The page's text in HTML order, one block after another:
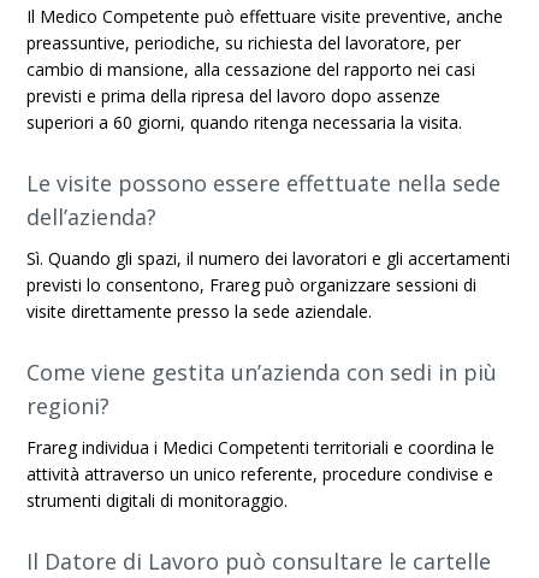
Il Medico Competente può effettuare visite preventive, anche
preassuntive, periodiche, su richiesta del lavoratore, per
cambio di mansione, alla cessazione del rapporto nei casi
previsti e prima della ripresa del lavoro dopo assenze
superiori a 60 giorni, quando ritenga necessaria la visita.
Le visite possono essere effettuate nella sede
dell’azienda?
Sì. Quando gli spazi, il numero dei lavoratori e gli accertamenti
previsti lo consentono, Frareg può organizzare sessioni di
visite direttamente presso la sede aziendale.
Come viene gestita un’azienda con sedi in più
regioni?
Frareg individua i Medici Competenti territoriali e coordina le
attività attraverso un unico referente, procedure condivise e
strumenti digitali di monitoraggio.
Il Datore di Lavoro può consultare le cartelle